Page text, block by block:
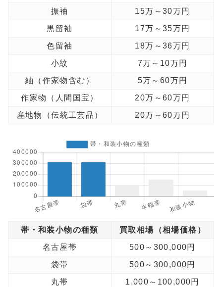
振袖 15万～30万円
黒留袖 17万～35万円
色留袖 18万～36万円
小紋 7万～10万円
紬（作家物含む） 5万～60万円
作家物（人間国宝） 20万～60万円
産地物（伝統工芸品） 20万～60万円
帯・和装小物の種類 買取相場（相場価格）
名古屋帯 500～300,000円
袋帯 500～300,000円
丸帯 1,000～100,000円